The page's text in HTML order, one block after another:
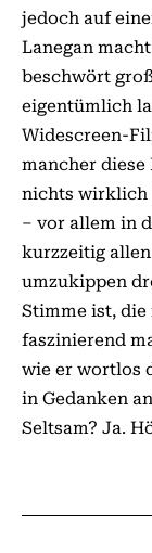
jedoch auf
Lanegan
beschwört
eigentümlich
Widescreen-
mancher
nichts wirklich
– vor allem in
kurzzeitig
umzukippen
Stimme ist,
faszinierend
wie er wortlos
in Gedanken
Seltsam? Ja.